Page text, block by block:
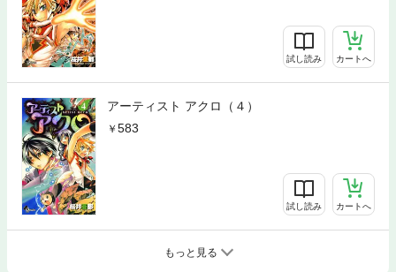
試し読み カートへ
アーティスト アクロ（４）
583
試し読み カートへ
もっと見る